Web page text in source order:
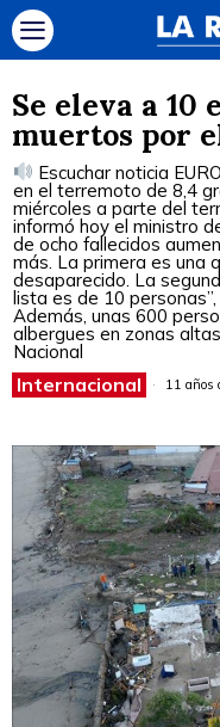
Se eleva a 10
muertos por
Escuchar noticia
en el terremoto de 8,4
miércoles a parte del
informó hoy el ministro
de ocho fallecidos
más. La primera es una
desaparecido. La
lista es de 10
Además, unas 600
albergues en zonas
Nacional
Internacional 11 años